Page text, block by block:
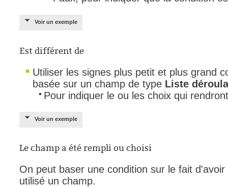
Voir un exemple
Est différent de
Utiliser les signes plus petit et plus grand
basée sur un champ de type Liste
Pour indiquer le ou les choix qui
Voir un exemple
Le champ a été rempli ou choisi
On peut baser une condition sur le fait
utilisé un champ.